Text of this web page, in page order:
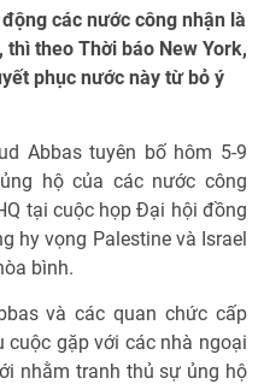
các nước công nhận là
theo Thời báo New York,
phục nước này từ bỏ ý
Abbas tuyên bố hôm 5-9
hộ của các nước công
tại cuộc họp Đại hội đồng
hy vọng Palestine và Israel
bình.
và các quan chức cấp
cuộc gặp với các nhà ngoại
nhằm tranh thủ sự ủng hộ